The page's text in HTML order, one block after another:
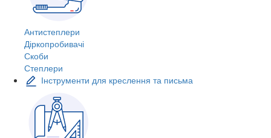
Антистеплери
Діркопробивачі
Скоби
Степлери
Інструменти для креслення та письма